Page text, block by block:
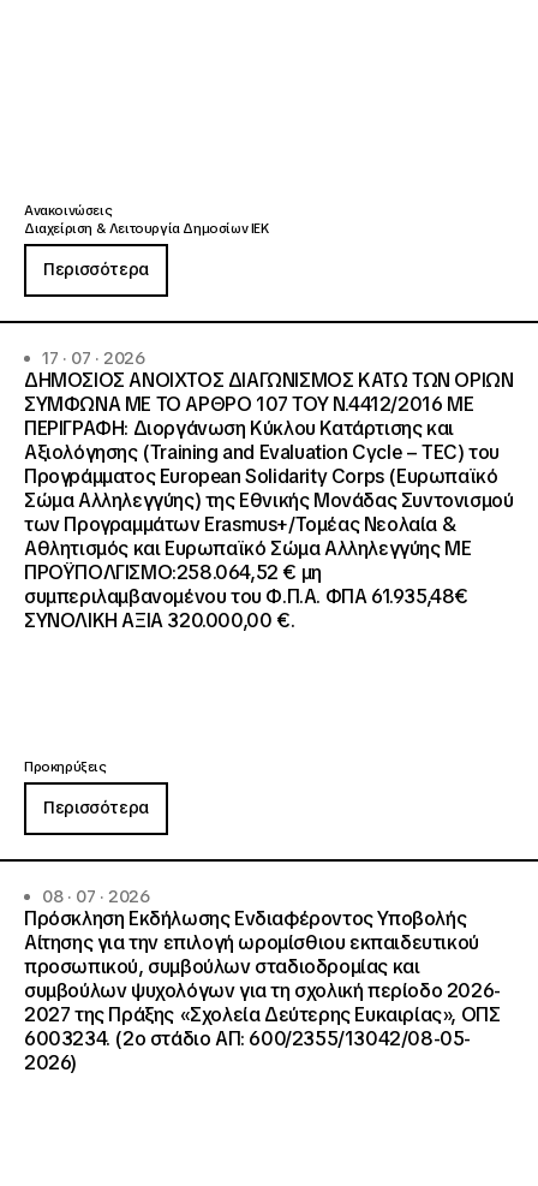
Ανακοινώσεις
Διαχείριση & Λειτουργία Δημοσίων ΙΕΚ
Περισσότερα
17 · 07 · 2026
ΔΗΜΟΣΙΟΣ ΑΝΟΙΧΤΟΣ ΔΙΑΓΩΝΙΣΜΟΣ ΚΑΤΩ ΤΩΝ ΟΡΙΩΝ
ΣΥΜΦΩΝΑ ΜΕ ΤΟ ΑΡΘΡΟ 107 ΤΟΥ Ν.4412/2016 ΜΕ
ΠΕΡΙΓΡΑΦΗ: Διοργάνωση Κύκλου Κατάρτισης και
Αξιολόγησης (Training and Evaluation Cycle – TEC) του
Προγράμματος European Solidarity Corps (Ευρωπαϊκό
Σώμα Αλληλεγγύης) της Εθνικής Μονάδας Συντονισμού
των Προγραμμάτων Erasmus+/Τομέας Νεολαία &
Αθλητισμός και Ευρωπαϊκό Σώμα Αλληλεγγύης ΜΕ
ΠΡΟΫΠΟΛΓΙΣΜΟ:258.064,52 € μη
συμπεριλαμβανομένου του Φ.Π.Α. ΦΠΑ 61.935,48€
ΣΥΝΟΛΙΚΗ ΑΞΙΑ 320.000,00 €.
Προκηρύξεις
Περισσότερα
08 · 07 · 2026
Πρόσκληση Εκδήλωσης Ενδιαφέροντος Υποβολής
Αίτησης για την επιλογή ωρομίσθιου εκπαιδευτικού
προσωπικού, συμβούλων σταδιοδρομίας και
συμβούλων ψυχολόγων για τη σχολική περίοδο 2026-
2027 της Πράξης «Σχολεία Δεύτερης Ευκαιρίας», ΟΠΣ
6003234. (2ο στάδιο ΑΠ: 600/2355/13042/08-05-
2026)